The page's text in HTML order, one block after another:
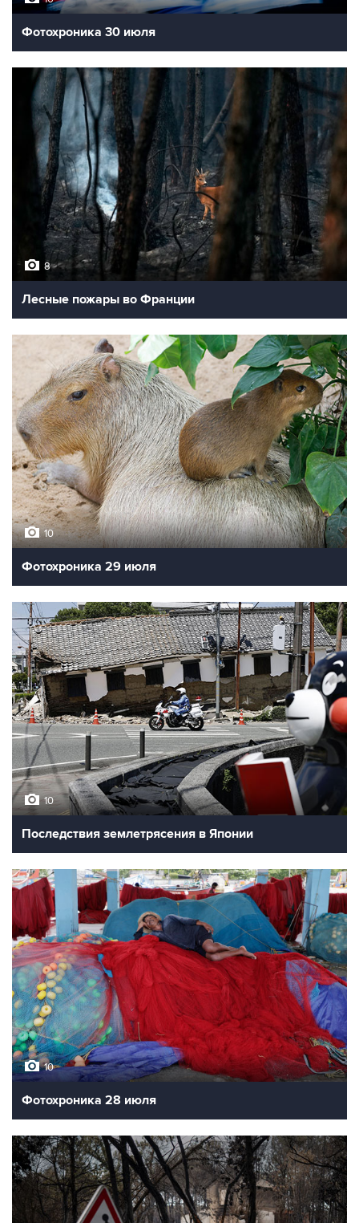
Фотохроника 30 июля
8
Лесные пожары во Франции
10
Фотохроника 29 июля
10
Последствия землетрясения в Японии
10
Фотохроника 28 июля